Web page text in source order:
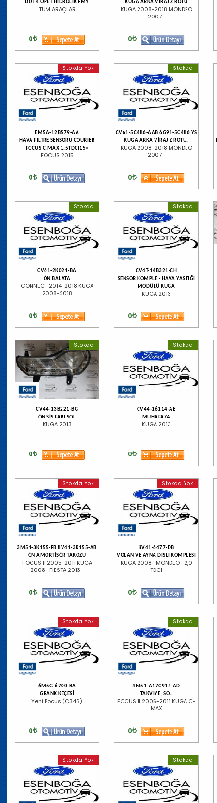
DOT 4 OPET HİDROLİK FMY
TÜM ARAÇLAR
0
KUGA ARKA VİRAJ Z ROTU
KUGA 2008-2018 MONDEO
2007-
0
Stokda Yok
EM5A-12B579-AA
HAVA FILTRE SENSORU COURIER
FOCUS C.MAX 1.5TDCI15>
FOCUS 2015
0
Stokda
CV61-5C486-AAB 6G91-5C486 YS
KUGA ARKA VİRAJ Z ROTU.
KUGA 2008-2018 MONDEO
2007-
0
Stokda
CV61-2K021-BA
ÖN BALATA
CONNECT 2014-2018 KUGA
2008-2018
0
Stokda
CV4T-14B321-CH
SENSOR KOMPLE - HAVA YASTIĞI
MODÜLÜ KUGA
KUGA 2013
0
Stokda
CV44-13B221-BG
ÖN SİS FARI SOL
KUGA 2013
0
Stokda
CV44-16114-AE
MUHAFAZA
KUGA 2013
0
Stokda Yok
3M51-3K155-FB 8V41-3K155-AB
ÖN AMORTİSÖR TAKOZU
FOCUS II 2005-2011 KUGA
2008- FİESTA 2013-
0
Stokda Yok
8V41-6477-DB
VOLAN VE AYNA DISLI KOMPLESI
KUGA 2008- MONDEO -2,0
TDCI
0
Stokda Yok
6M5G-6700-BA
GRANK KEÇESİ
Yeni Focus (C346)
0
Stokda
4M51-A17C914-AD
TAKVIYE, SOL
FOCUS II 2005-2011 KUGA C-
MAX
0
Stokda Yok Stokda